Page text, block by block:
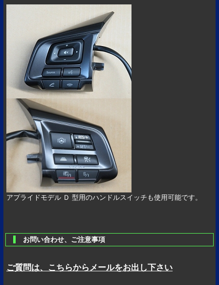
アプライドモデル Ｄ 型用のハンドルスイッチも使用可能です。
お問い合わせ、ご注意事項
ご質問は、こちらからメールをお出し下さい